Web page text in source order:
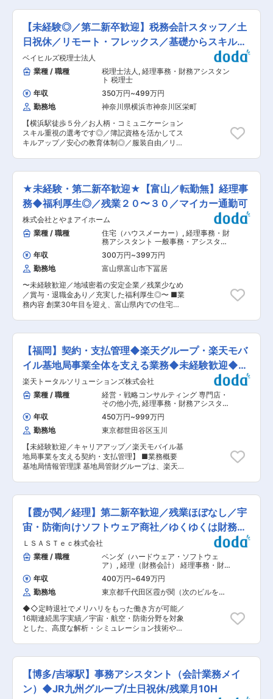
性、特に40代が中心です。 グループ会社の経理
メンバーが同じフロアに集まっているので、困っ
た時には助け合える環境です。 家庭を持つ社員も
多く、温かな雰囲気の中、業務を進めています。
異業界からの転職者も多く、新しく入った方でも
すぐに馴染める環境が整っています。 ■入社後の
流れ： まず基本的な業務に取り組みながら会社と
グループについて理解を深めていただきます。 そ
の後は、スキルに応じて業務をお任せしていきま
す。すぐ隣に先輩社員がいるため、分からないこ
とは気兼ねなく相談しながら少しずつ慣れていっ
てください。業務マニュアルや顧問税理士のサポ
ートもありますので、安心して仕事を進められま
トとの両立も大切にしており、残業は月5時間以
下、繁忙期以外は基本定時退社です。 ◎有休も取
可能です。家族手当、住宅手当、食事補助などの
各種手当も充実しており、無理なく自分のペース
で働ける環境があります。 変更の範囲：会社の定
める業務
お任せします。 ■業務内容： ◎個別決算業務（月
次・四半期・年次） ◎固定資産管理業務 ◎現預金
管理業務 ◎開示業務補助 ◎債権債務管理業務補
助、他 ■業務の魅力： ◇現在、グループ会社を
25社有しており、事業規模が小さい会社の経理業
務を一部担っています。 ◇日々の経理業務から決
算業務までの幅広い経理業務を経験する事が可能
であり、経営に直結した業務を実感する事ができ
ます。 ◇そのため、将来的にはグループ会社の幹
部候補として、財務経理のみならず経営に携われ
るチャンスがあります。 ■組織構成： 配属先と
なる財務経理部には現在、部長以下12名が所属し
ています。 （財務経理セクション：9名、営業経
理セクション：4名） ■当社の特徴： 映像、ゲー
ム、Web、広告・出版、作家、建築、ファッショ
ン、食、コンピュータサイエンス、舞台芸術、ラ
ース事業、ライツマネジメント事業を展開してい
ます。
【未経験◎／第二新卒歓迎】税務会計スタッフ／土
日祝休／リモート・フレックス／基礎からスキルが
身につく
ベイヒルズ税理士法人
業種 / 職種
税理士法人 , 経理事務・財務アシスタン
ト 税理士
年収
350万円~499万円
勤務地
神奈川県横浜市神奈川区栄町
【横浜駅徒歩５分／お人柄・コミュニケーション
スキル重視の選考です◎／簿記資格を活かしてス
キルアップ／安心の教育体制◎／服装自由／リモ
からチャレンジOK】未経験からスタートして、
少しずつ仕事の幅を広げながら会計のプロを目指
せる環境です 【働き方改善×安定キャリア】フレ
ックス×週1在宅可で生活リズムを整えながら、会
計職として長期的に働ける環境が魅力です。（予
定に合わせて午前在宅・午後出社も可能♪） 【将
来も役立つスキルが身につく】クラウド会計や相
続案件に携われて、未経験から市場価値の高い専
門性を習得可能です ■業務概要： 税務会計スタ
ッフとして、以下の税務会計業務を担当していた
だきます。 ・顧問先の監査対応 ・会計データ確
認、修正 ・税務申告書等作成 ・その他税理士補
助業務 ■本ポジションの特徴： ・マネーフォワ
ードなど最新クラウド会計システムを導入し、業
務効率化を推進しています。 ・顧客対応以外はオ
フィスカジュアルでの勤務です。 ・フリーアドレ
境が整っています。 ■入社後の流れ： まずは先
輩の補助業務からスタートし、会計データ入力や
資料作成などの基本的な業務を担当します。 慣れ
てきたら順次、担当業務を増やしていきます。 税
法等のWEB研修や各種システム研修、社内外研
修、OJTを通じてスキルを磨いていただきます。
■配属先： 適性や希望に応じ、下記のいずれかに
配属となります。 （1）監査課：法人の巡回監
査、決算、税務申告がメイン （2）資産税課：相
続税をはじめとした資産税業務がメイン ■社風：
明るくコミュニケーションが活発な職場です。 チ
ャットツールなどもあり、社員同士の会話も多
く、先輩や上司、同僚問わずわからないことは気
添ったご支援ができることを大事にしています。
■入社事例：学校の先生、飲食業界、現場作業員
ミュニケーションスキル・意欲・お人柄重視で採
用しています。 変更の範囲：適性に応じて会社の
指示する業務への異動を命じることがあります
★未経験・第二新卒歓迎★【富山／転勤無】経理事
務◆福利厚生◎／残業２０〜３０／マイカー通勤可
株式会社とやまアイホーム
業種 / 職種
住宅（ハウスメーカー） , 経理事務・財
務アシスタント 一般事務・アシスタン
ト
年収 300万円~399万円
勤務地
富山県富山市下冨居
〜未経験歓迎／地域密着の安定企業／残業少なめ
／賞与・退職金あり／充実した福利厚生◎〜 ■業
務内容 創業30年目を迎え、富山県内での住宅完
心に、物品購入や請求書発行など、会社全体の運
営を支える総務・経理業務全般をお任せします。
■業務詳細 ・各部署の事務作業業務（物品購入、
請求書発行等） ・経理業務（会計システム入力、
入出金管理等） ・勤怠業務 など ◎習熟度に応じ
て段階的に業務をお任せしていきますので、経験
がない方でもご安心ください。 ◆業務割合：入社
後⇒事務:経理＝8：2 慣れてきたら…⇒事務:経理
＝3：7 ■組織構成 4名（30代〜40代の女性）が
在籍している組織です。 ■配属部署 本社勤務予
定（状況により、県内の支店への配属もあり） ■
入社後の流れ 入社後は、まずOJTを通じて、先輩
社員が丁寧に仕事の内容や進め方を指導します。
未経験の方でも安心してスタートできるよう、し
っかりとサポートいたします。 最初の数ヶ月間
は、先輩社員と一緒に業務を進めながら、必要な
が、いつでも質問や相談ができる環境を整えてい
ます。 ■働く環境 ご自身の予定に合わせて、有
給休暇も柔軟に取得可能です。※失効期限の過ぎ
た年次有給休暇は賃金へ反映いたします。 退職金
や、各種福利厚生も充実しており、長期的に安定
して働くことが出来る環境が整っています。 ■当
社について 富山に根差した地元密着企業です。創
業30周年を迎え、堅実に経営を続けております。
さらに良い住宅を、さらにお求めやすい価格で提
供することをモットーに日々商品開発・品質向上
に努めています。 変更の範囲：会社の定める業務
【福岡】契約・支払管理◆楽天グループ・楽天モバ
イル基地局事業全体を支える業務◆未経験歓迎◆土
日祝休み
楽天トータルソリューションズ株式会社
業種 / 職種
経営・戦略コンサルティング 専門店・
その他小売, 経理事務・財務アシスタン
ト 法務・特許知財アシスタント
年収 450万円~999万円
勤務地
東京都世田谷区玉川
【未経験歓迎／キャリアアップ／楽天モバイル基
地局事業を支える契約・支払管理】 ■業務概要
基地局情報管理課 基地局管財グループは、楽天モ
っています。 基地局数の拡大とともに契約件数・
支払件数も増加しており、オペレーションの最適
化や業務改善、効率的な仕組みづくりが求められ
ています。 また、日々のオペレーションの中で発
生した事象に対して、 発生事象真因分析・チーム
内議論・対策検討・フロー化・仕組み作りなど、
どういう仕組みにすることで最適なオペレーショ
ンを実現できるかを深堀していきます。 ■具体的
には ・契約内容に関する法務観点確認 ・契約条
件に基づいた支払管理 ・行政案件に関する契約更
新・管理 ・業務プロセスの継続的改善…現行契
約・支払に関する業務プロセスの評価と改善提案
・データ分析に基づく課題解決…基地局賃料・電
気料等の費用データ分析による潜在的課題の特定
・システム改善プロジェクトの推進…AIを用いた
業務効率化、 及び外部ベンダーとの協業を通じ
部・経理・財務など、社内外の多くの関係者と連
携しながら業務を推進するチームです。議論を重
ねながら最適解を導く、チームワーク重視の組織
【霞が関／経理】第二新卒歓迎／残業ほぼなし／宇
宙・防衛向けソフトウェア商社／ゆくゆくは財務も
経験可
ＬＳＡＳＴｅｃ株式会社
業種 / 職種
ベンダ（ハードウェア・ソフトウェ
ア） , 経理（財務会計） 経理事務・財
務アシスタント
年収 400万円~649万円
勤務地
東京都千代田区霞が関（次のビルを除
◆◇定時退社でメリハリをもった働き方が可能／
16期連続黒字実績／宇宙・航空・防衛分野を対象
とした、高度な解析・シミュレーション技術やソ
社の経理担当をお任せします。 ・仕訳入力チェッ
ク・伝票整理 主にお任せしたい業務となりま
す。 ・請求書・経費精算の処理 ・支払業務（振
込・立替精算など） ・入出金管理、銀行口座管理
・勤怠確認ならびに報告 ※給与計算は外部委託
【博多/吉塚駅】事務アシスタント（会計業務メイ
ン）◆JR九州グループ/土日祝休/残業月10H